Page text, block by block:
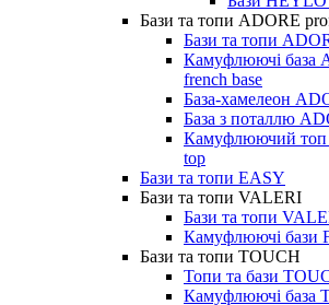
Бази та топи ADORE
Бази та топи
Камуфлюючі база
french base
База-хамелеон
База з поталлю
Камуфлюючий топ
top
Бази та топи EASY
Бази та топи VALERI
Бази та топи
Камуфлюючі бази
Бази та топи TOUCH
Топи та бази
Камуфлюючі база